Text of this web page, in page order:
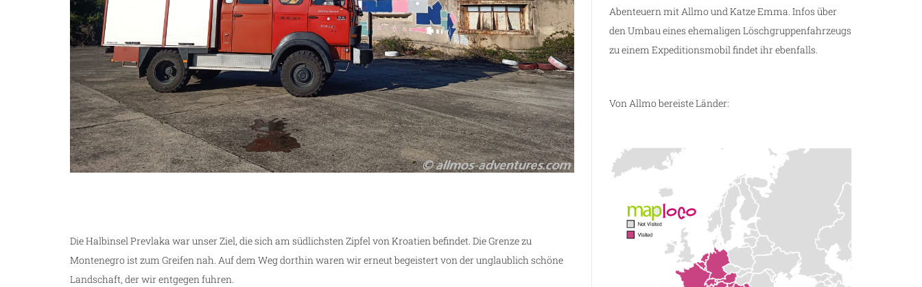
Die Halbinsel Prevlaka war unser Ziel, die sich am südlichsten Zipfel von Kroatien befindet. Die Grenze zu
Montenegro ist zum Greifen nah. Auf dem Weg dorthin waren wir erneut begeistert von der unglaublich schöne
Landschaft, der wir entgegen fuhren.
Abenteuern mit Allmo und Katze Emma. Infos über
den Umbau eines ehemaligen Löschgruppenfahrzeugs
zu einem Expeditionsmobil findet ihr ebenfalls.
Von Allmo bereiste Länder: